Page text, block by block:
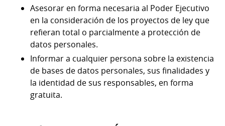
Asesorar en forma necesaria al Poder Ejecutivo
en la consideración de los proyectos de ley que
refieran total o parcialmente a protección de
datos personales.
Informar a cualquier persona sobre la existencia
de bases de datos personales, sus finalidades y
la identidad de sus responsables, en forma
gratuita.